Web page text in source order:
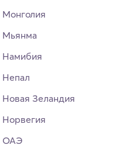
Монголия
Мьянма
Намибия
Непал
Новая Зеландия
Норвегия
ОАЭ